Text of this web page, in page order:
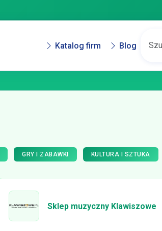
Katalog firm Blog
GRY I ZABAWKI KULTURA I SZTUKA
Sklep muzyczny Klawiszowe